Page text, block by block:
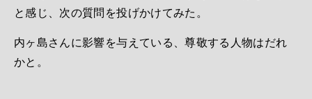
と感じ、次の質問を投げかけてみた。
内ヶ島さんに影響を与えている、尊敬する人物はだれ
かと。